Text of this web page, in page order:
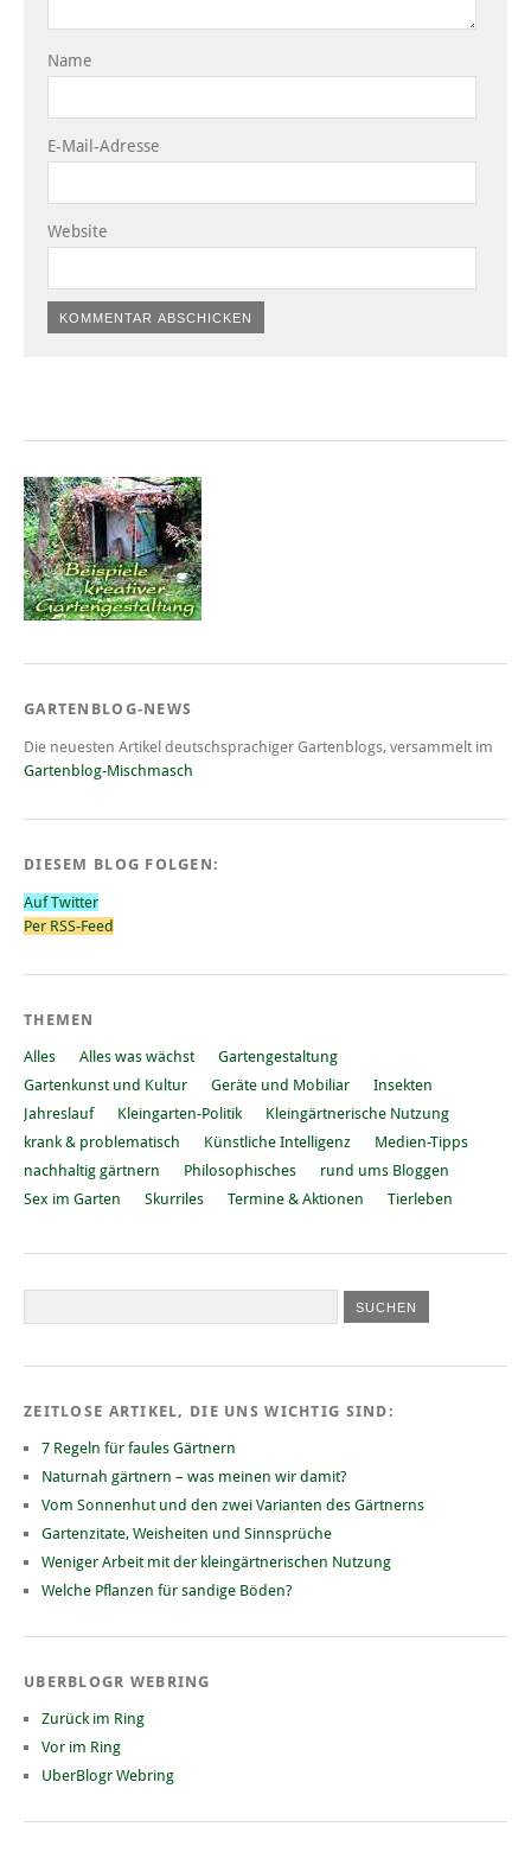
Name
E-Mail-Adresse
Website
GARTENBLOG-NEWS
Die neuesten Artikel deutschsprachiger Gartenblogs, versammelt im
Gartenblog-Mischmasch
DIESEM BLOG FOLGEN:
Auf Twitter
Per RSS-Feed
THEMEN
Alles Alles was wächst
Gartengestaltung
Gartenkunst und Kultur
Geräte und Mobiliar
Insekten
Jahreslauf
Kleingarten-Politik
Kleingärtnerische Nutzung
krank & problematisch
Künstliche Intelligenz
Medien-Tipps
nachhaltig gärtnern
Philosophisches
rund ums Bloggen
Sex im Garten
Skurriles Termine & Aktionen Tierleben
ZEITLOSE ARTIKEL, DIE UNS WICHTIG SIND:
7 Regeln für faules Gärtnern
Naturnah gärtnern – was meinen wir damit?
Vom Sonnenhut und den zwei Varianten des Gärtnerns
Gartenzitate, Weisheiten und Sinnsprüche
Weniger Arbeit mit der kleingärtnerischen Nutzung
Welche Pflanzen für sandige Böden?
UBERBLOGR WEBRING
Zurück im Ring
Vor im Ring
UberBlogr Webring